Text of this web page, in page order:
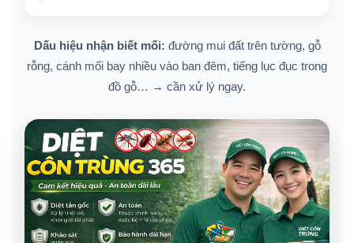
Dấu hiệu nhận biết mối: đường mui đất trên tường, gỗ
rỗng, cánh mối bay nhiều vào ban đêm, tiếng lục đục trong
đồ gỗ… → cần xử lý ngay.